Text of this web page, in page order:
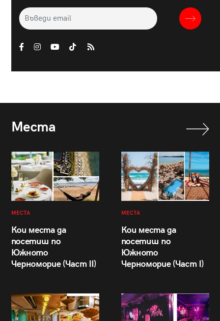
Места
МЕСТА
Кои места да
посетиш по
Южното
Черноморие (Част II)
МЕСТА
Кои места да
посетиш по
Южното
Черноморие (Част I)